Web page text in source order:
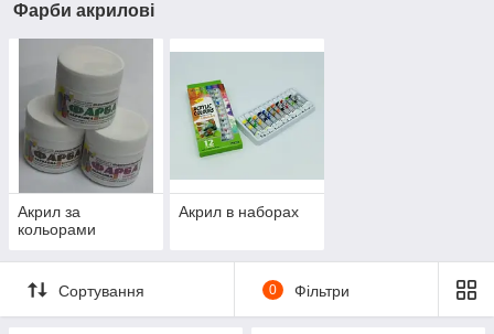
Фарби акрилові
Акрил за
кольорами
Акрил в наборах
Сортування 0 Фільтри